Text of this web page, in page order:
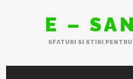
E –
SFATURI SI STIRI